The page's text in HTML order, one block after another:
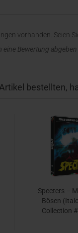
vorhanden. Seien
Bewertung abgeben
bestellten,
Specters –
Bösen
Collection